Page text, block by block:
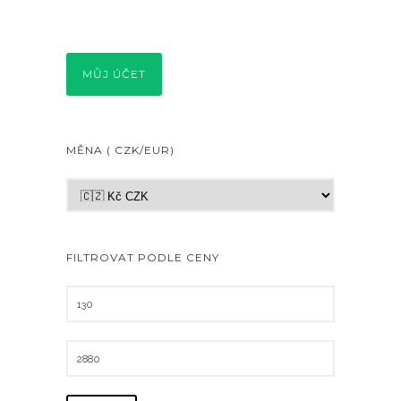
MŮJ ÚČET
MĚNA ( CZK/EUR)
FILTROVAT PODLE CENY